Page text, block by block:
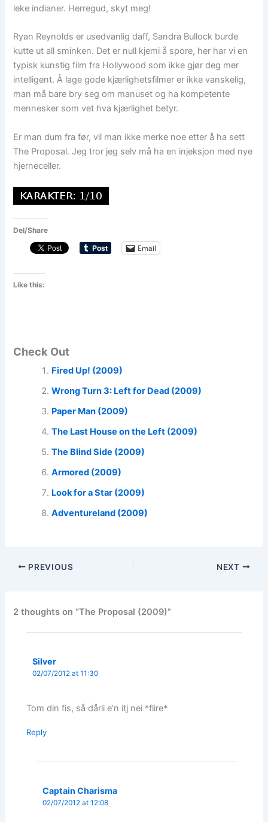
leke indianer. Herregud, skyt meg!
Ryan Reynolds er usedvanlig daff, Sandra Bullock burde
kutte ut all sminken. Det er null kjemi å spore, her har vi en
typisk kunstig film fra Hollywood som ikke gjør deg mer
intelligent. Å lage gode kjærlighetsfilmer er ikke vanskelig,
man må bare bry seg om manuset og ha kompetente
mennesker som vet hva kjærlighet betyr.
Er man dum fra før, vil man ikke merke noe etter å ha sett
The Proposal. Jeg tror jeg selv må ha en injeksjon med nye
hjerneceller.
Del/Share
Email
Like this:
Check Out
Fired Up! (2009)
Wrong Turn 3: Left for Dead (2009)
Paper Man (2009)
The Last House on the Left (2009)
The Blind Side (2009)
Armored (2009)
Look for a Star (2009)
Adventureland (2009)
PREVIOUS NEXT
2 thoughts on “The Proposal (2009)”
Silver
02/07/2012 at 11:30
Tom din fis, så dårli e’n itj nei *flire*
Reply
Captain Charisma
02/07/2012 at 12:08